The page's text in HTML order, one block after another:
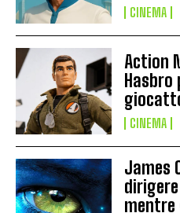
CINEMA
Action
CINEMA
James
mentre